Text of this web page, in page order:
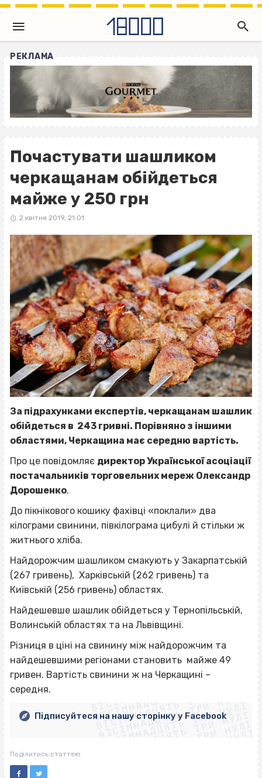
РЕКЛАМА
Почастувати шашликом
черкащанам обійдеться
майже у 250 грн
2 квітня 2019, 21:01
За підрахунками експертів, черкащанам шашлик
обійдеться в 243 гривні. Порівняно з іншими
областями, Черкащина має середню вартість.
Про це повідомляє директор Української асоціації
постачальників торговельних мереж Олександр
Дорошенко.
До пікнікового кошику фахівці «поклали» два
кілограми свинини, півкілограма цибулі й стільки ж
житнього хліба.
Найдорожчим шашликом смакують у Закарпатській
(267 гривень), Харківській (262 гривень) та
Київській (256 гривень) областях.
Найдешевше шашлик обійдеться у Тернопільській,
Волинській областях та на Львівщині.
Різниця в ціні на свинину між найдорожчим та
найдешевшими регіонами становить майже 49
гривен. Вартість свинини ж на Черкащині –
середня.
ВІСІМНАДЦЯТЬ ТРИ НУЛІ
ВІСІМНАДЦЯТЬ ТРИ НУЛІ
ВІСІМНАДЦЯТЬ ТРИ НУЛІ
ВІСІМНАДЦЯТЬ ТРИ НУЛІ
ВІСІМНАДЦЯТЬ ТРИ НУЛІ
ВІСІМНАДЦЯТЬ ТРИ НУЛІ
ВІСІМНАДЦЯТЬ ТРИ НУЛІ
ВІСІМНАДЦЯТЬ ТРИ НУЛІ
Підписуйтеся на нашу сторінку у Facebook
Поділитись статтею